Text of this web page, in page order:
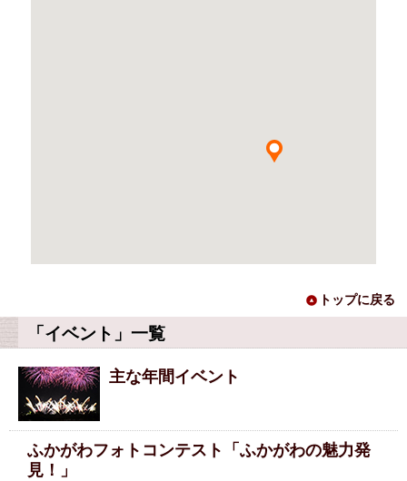
トップに戻る
「イベント」一覧
主な年間イベント
ふかがわフォトコンテスト「ふかがわの魅力発
見！」